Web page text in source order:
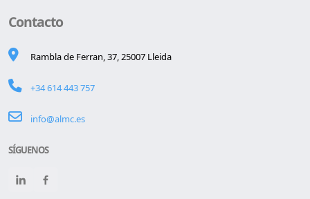
Contacto
Rambla de Ferran, 37, 25007 Lleida
+34 614 443 757
info@almc.es
SÍGUENOS